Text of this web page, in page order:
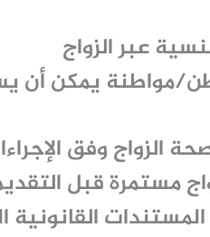
مواطنة يمكن أن
الزواج وفق
مستمرة قبل
القانونية